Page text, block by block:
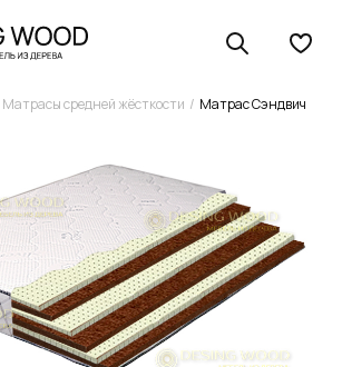
Матрасы средней жёсткости Матрас Сэндвич